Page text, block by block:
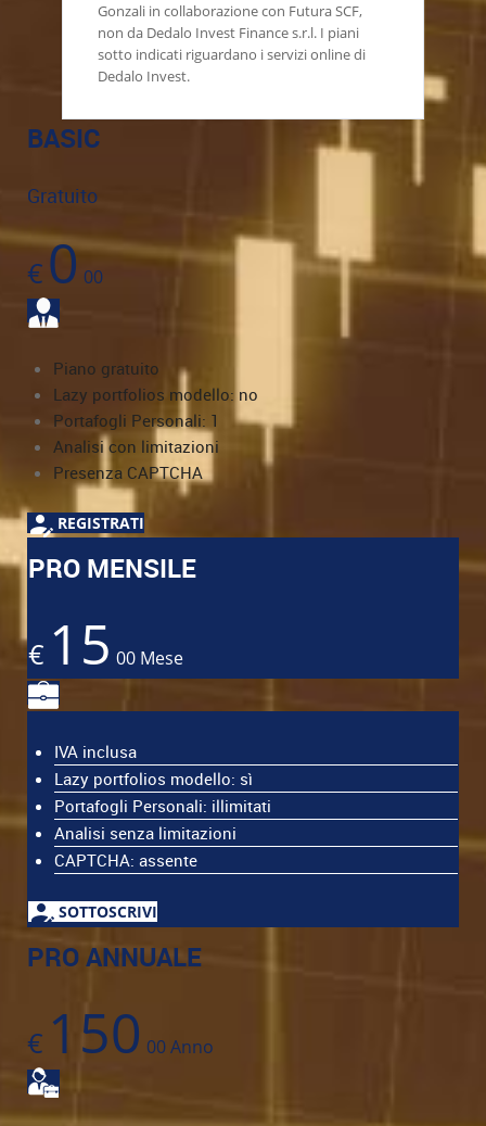
Gonzali in collaborazione con Futura SCF,
non da Dedalo Invest Finance s.r.l. I piani
sotto indicati riguardano i servizi online di
Dedalo Invest.
BASIC
Gratuito
€0 00
Piano gratuito
Lazy portfolios modello: no
Portafogli Personali: 1
Analisi con limitazioni
Presenza CAPTCHA
REGISTRATI
PRO MENSILE
€ 15 00 Mese
IVA inclusa
Lazy portfolios modello: sì
Portafogli Personali: illimitati
Analisi senza limitazioni
CAPTCHA: assente
SOTTOSCRIVI
PRO ANNUALE
€ 150 00Anno